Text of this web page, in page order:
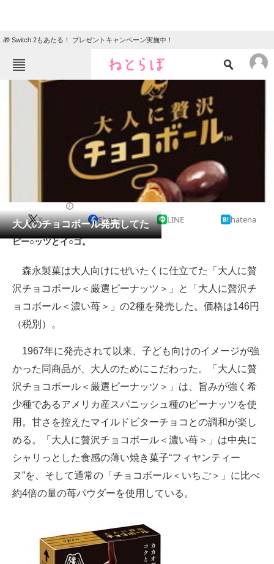
🎁 Switch 2もあたる！ プレゼントキャンペーン実施中！
ねとらぼメニュー
ニュース
クイズ
教育・育児
リサーチ
会員記事
注目記事を集めた総合ページ
ITの今と未来を見通す
スマホと通信の最新トレンド
進化するPCとデバイスの未来
好きが集まる 比べて選べる
ビジネスと働き方のヒント
企業ITのトレンドを詳説
ITエンジニア向け専門サイト
大人のチョコボール発売してた
X Share LINE hatena
ピー○ッツとイ○ゴ。
森永製菓は大人向けにぜいたくに仕立てた「大人に贅
沢チョコボール＜厳選ピーナッツ＞」と「大人に贅沢チ
ョコボール＜濃い苺＞」の2種を発売した。価格は146円
（税別）。
1967年に発売されて以来、子ども向けのイメージが強
かった同商品が、大人のためにこだわった。「大人に贅
沢チョコボール＜厳選ピーナッツ＞」は、旨みが強く希
少種であるアメリカ産スパニッシュ種のピーナッツを使
用。甘さを控えたマイルドビターチョコとの調和が楽し
める。「大人に贅沢チョコボール＜濃い苺＞」は中央に
シャリっとした食感の薄い焼き菓子“フィヤンティー
ヌ”を、そして通常の「チョコボール＜いちご＞」に比べ
約4倍の量の苺パウダーを使用している。